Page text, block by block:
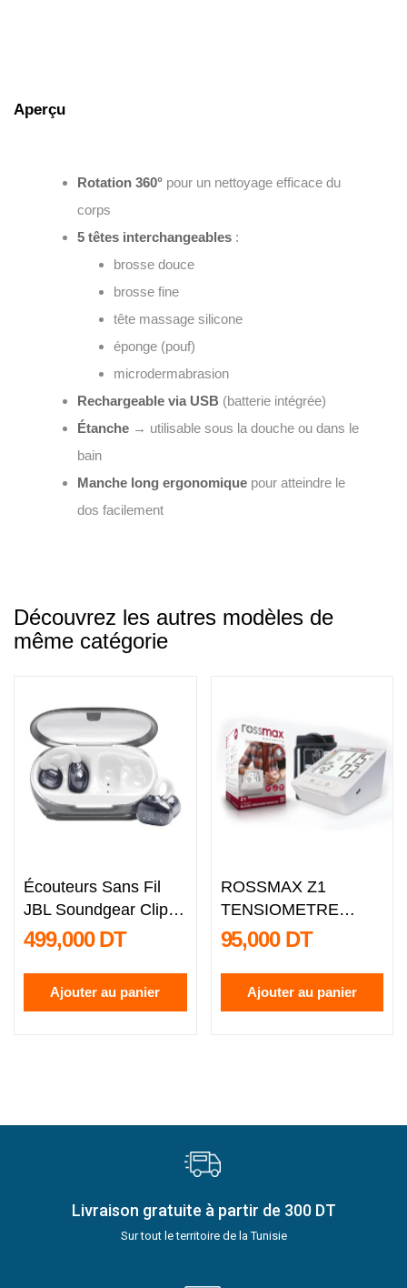
Aperçu
Rotation 360° pour un nettoyage efficace du
corps
5 têtes interchangeables :
brosse douce
brosse fine
tête massage silicone
éponge (pouf)
microdermabrasion
Rechargeable via USB (batterie intégrée)
Étanche → utilisable sous la douche ou dans le
bain
Manche long ergonomique pour atteindre le
dos facilement
Découvrez les autres modèles de
même catégorie
Écouteurs Sans Fil
JBL Soundgear Clips -
Blanc
499,000 DT
Ajouter au panier
ROSSMAX Z1
TENSIOMETRE
ELECTRONIQUE
AVEC CABLE USB
95,000 DT
Ajouter au panier
Livraison gratuite à partir de 300 DT
Sur tout le territoire de la Tunisie